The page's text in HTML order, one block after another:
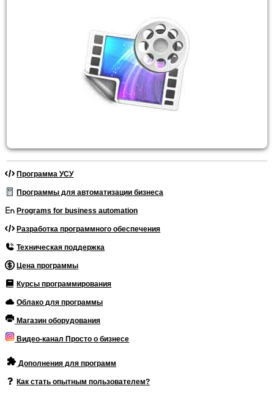
Программа УСУ
Программы для автоматизации бизнеса
Programs for business automation
Разработка программного обеспечения
Техническая поддержка
Цена программы
Курсы программирования
Облако для программы
Магазин оборудования
Видео-канал Просто о бизнесе
Дополнения для программ
Как стать опытным пользователем?